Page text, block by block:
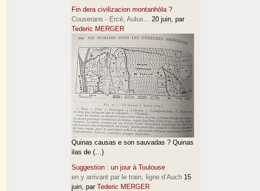
Fin dera civilizacion montanhòla ?
Couserans - Ercé, Aulus... 20 juin, par
Tederic MERGER
Quinas causas e son sauvadas ? Quinas
ilas de (…)
Suggestion : un jour à Toulouse
en y arrivant par le train, ligne d’Auch 15
juin, par Tederic MERGER